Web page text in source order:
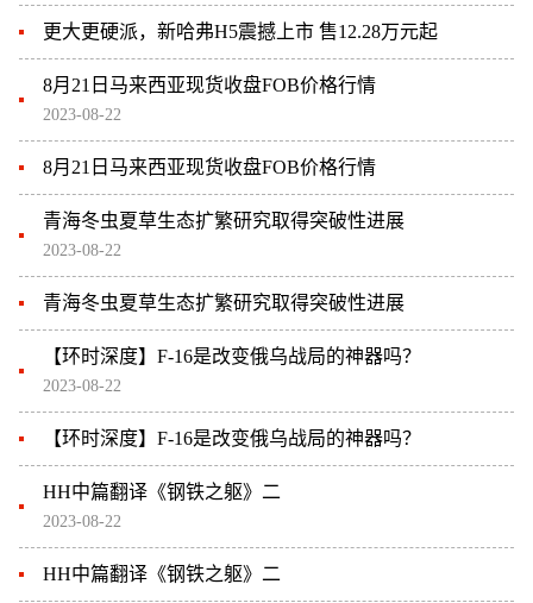
更大更硬派，新哈弗H5震撼上市 售12.28万元起
8月21日马来西亚现货收盘FOB价格行情
2023-08-22
8月21日马来西亚现货收盘FOB价格行情
青海冬虫夏草生态扩繁研究取得突破性进展
2023-08-22
青海冬虫夏草生态扩繁研究取得突破性进展
【环时深度】F-16是改变俄乌战局的神器吗？
2023-08-22
【环时深度】F-16是改变俄乌战局的神器吗？
HH中篇翻译《钢铁之躯》二
2023-08-22
HH中篇翻译《钢铁之躯》二